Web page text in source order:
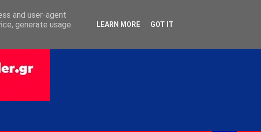
and user-agent
generate usage
LEARN MORE GOT IT